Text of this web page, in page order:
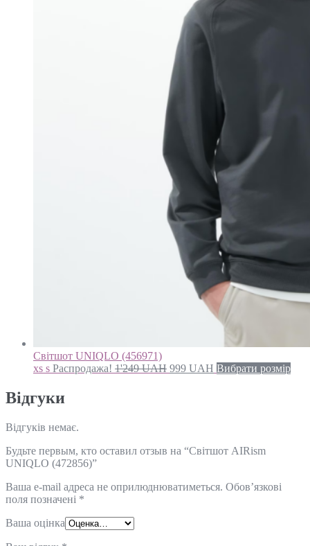
Світшот UNIQLO (456971)
xs s Распродажа! 1'249UAH 999 UAH Вибрати розмір
Відгуки
Відгуків немає.
Будьте первым, кто оставил отзыв на “Світшот AIRism
UNIQLO (472856)”
Ваша e-mail адреса не оприлюднюватиметься. Обов’язкові
поля позначені *
Ваша оцінка